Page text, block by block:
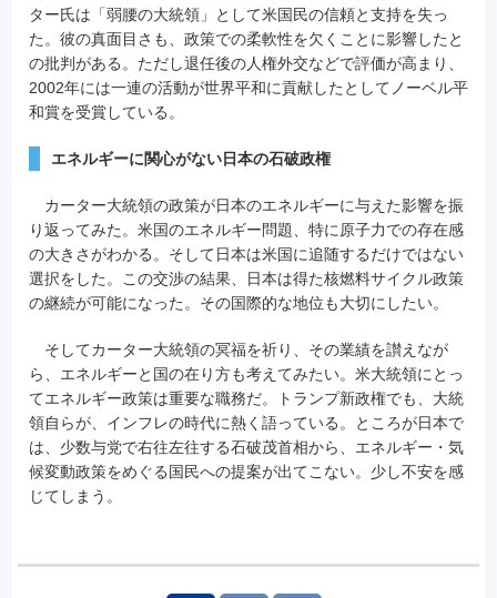
ター氏は「弱腰の大統領」として米国民の信頼と支持を失っ
た。彼の真面目さも、政策での柔軟性を欠くことに影響したと
の批判がある。ただし退任後の人権外交などで評価が高まり、
2002年には一連の活動が世界平和に貢献したとしてノーベル平
和賞を受賞している。
エネルギーに関心がない日本の石破政権
カーター大統領の政策が日本のエネルギーに与えた影響を振
り返ってみた。米国のエネルギー問題、特に原子力での存在感
の大きさがわかる。そして日本は米国に追随するだけではない
選択をした。この交渉の結果、日本は得た核燃料サイクル政策
の継続が可能になった。その国際的な地位も大切にしたい。
そしてカーター大統領の冥福を祈り、その業績を讃えなが
ら、エネルギーと国の在り方も考えてみたい。米大統領にとっ
てエネルギー政策は重要な職務だ。トランプ新政権でも、大統
領自らが、インフレの時代に熱く語っている。ところが日本で
は、少数与党で右往左往する石破茂首相から、エネルギー・気
候変動政策をめぐる国民への提案が出てこない。少し不安を感
じてしまう。